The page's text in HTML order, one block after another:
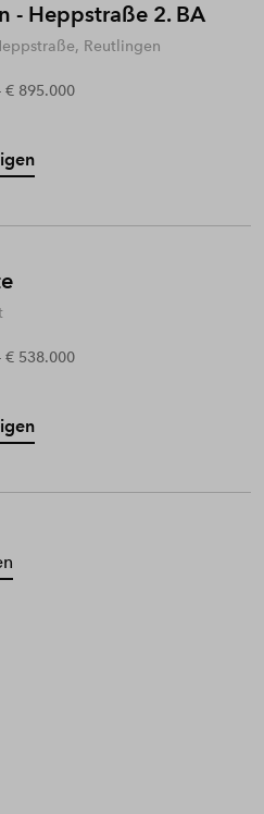
- Heppstraße 2. BA
Reutlingen
€ 895.000
€ 538.000